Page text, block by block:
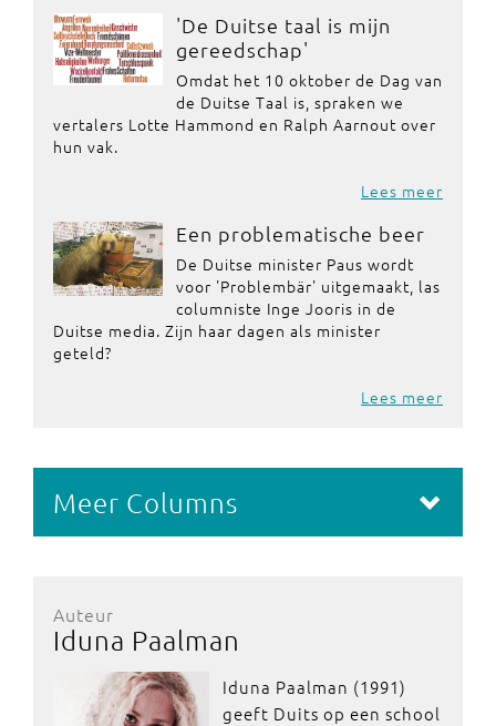
'De Duitse taal is mijn
gereedschap'
Omdat het 10 oktober de Dag van
de Duitse Taal is, spraken we
vertalers Lotte Hammond en Ralph Aarnout over
hun vak.
Lees meer
Een problematische beer
De Duitse minister Paus wordt
voor 'Problembär' uitgemaakt, las
columniste Inge Jooris in de
Duitse media. Zijn haar dagen als minister
geteld?
Lees meer
Meer Columns
Auteur
Iduna Paalman
Iduna Paalman (1991)
geeft Duits op een school